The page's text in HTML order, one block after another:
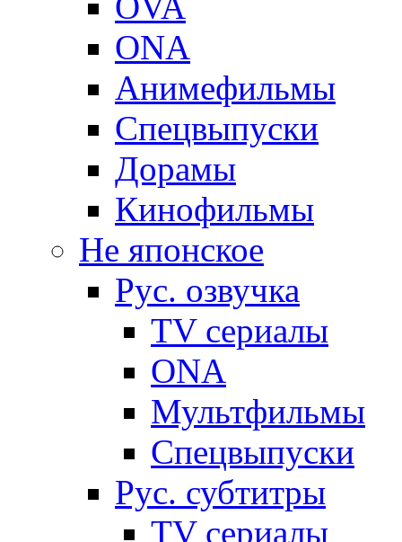
ONA
Анимефильмы
Спецвыпуски
Дорамы
Кинофильмы
Не японское
Рус. озвучка
TV сериалы
ONA
Мультфильмы
Спецвыпуски
Рус. субтитры
TV сериалы